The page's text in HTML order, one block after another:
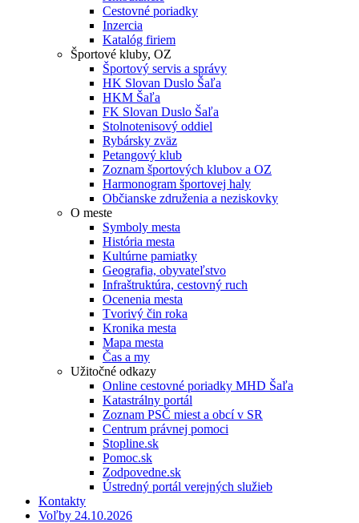
Cestovné poriadky
Inzercia
Katalóg firiem
Športové kluby, OZ
Športový servis a správy
HK Slovan Duslo Šaľa
HKM Šaľa
FK Slovan Duslo Šaľa
Stolnotenisový oddiel
Rybársky zväz
Petangový klub
Zoznam športových klubov a OZ
Harmonogram športovej haly
Občianske združenia a neziskovky
O meste
Symboly mesta
História mesta
Kultúrne pamiatky
Geografia, obyvateľstvo
Infraštruktúra, cestovný ruch
Ocenenia mesta
Tvorivý čin roka
Kronika mesta
Mapa mesta
Čas a my
Užitočné odkazy
Online cestovné poriadky MHD Šaľa
Katastrálny portál
Zoznam PSČ miest a obcí v SR
Centrum právnej pomoci
Stopline.sk
Pomoc.sk
Zodpovedne.sk
Ústredný portál verejných služieb
Kontakty
Voľby 24.10.2026